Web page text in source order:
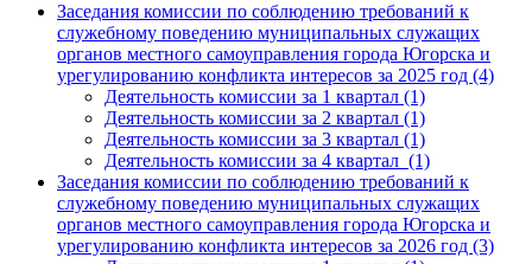
Заседания комиссии по соблюдению требований к
служебному поведению муниципальных служащих
органов местного самоуправления города Югорска и
урегулированию конфликта интересов за 2025 год (4)
Деятельность комиссии за 1 квартал (1)
Деятельность комиссии за 2 квартал (1)
Деятельность комиссии за 3 квартал (1)
Деятельность комиссии за 4 квартал (1)
Заседания комиссии по соблюдению требований к
служебному поведению муниципальных служащих
органов местного самоуправления города Югорска и
урегулированию конфликта интересов за 2026 год (3)